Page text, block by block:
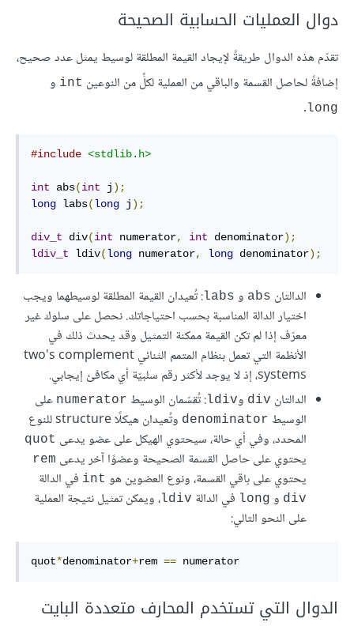
دوال العمليات الحسابية الصحيحة
تقدّم هذه الدوال طريقةً لإيجاد القيمة المطلقة لوسيط يمثل عدد صحيح،
إضافةً لحاصل القسمة والباقي من العملية لكلٍّ من النوعين int و
long
.
#include <stdlib.h>
int abs(int j );
long labs(long j );
div_t div(int numerator, int denominator);
ldiv_t ldiv(long numerator, long denominator);
الدالتان abs و labs: تُعيدان القيمة المطلقة لوسيطهما ويجب
اختيار الدالة المناسبة بحسب احتياجاتك. نحصل على سلوك غير
معرّف إذا لم تكن القيمة ممكنة التمثيل وقد يحدث ذلك في
الأنظمة التي تعمل بنظام المتمم الثنائي two's complement
systems، إذ لا يوجد لأكثر رقم سلبيّة أي مكافئ إيجابي.
الدالتان div وldiv: تُقسّمان الوسيط numerator على
الوسيط denominator
وتُعيدان هيكلًا structure للنوع
المحدد، وفي أي حالة، سيحتوي الهيكل على عضو يدعى quot
يحتوي على حاصل القسمة الصحيحة وعضوًا آخر يدعى rem
يحتوي على باقي القسمة، ونوع العضوين هو int في الدالة
div و long في الدالة ldiv، ويمكن تمثيل نتيجة العملية
على النحو التالي:
quot*denominator+rem == numerator
الدوال التي تستخدم المحارف متعددة البايت